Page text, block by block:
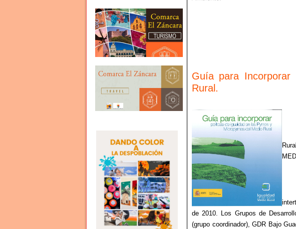
Guía para
Rural.
de 2010. Los Grupos de
(grupo coordinador), GDR Bajo